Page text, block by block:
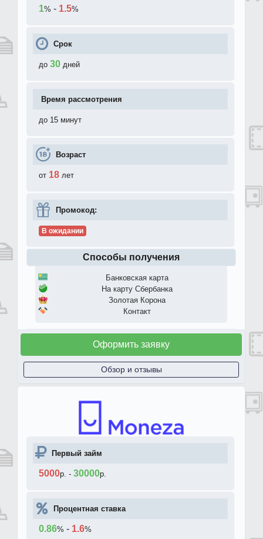
1% - 1.5%
Срок
до 30 дней
Время рассмотрения
до 15 минут
Возраст
от 18 лет
Промокод:
В ожидании
Способы получения
Банковская карта
На карту Сбербанка
Золотая Корона
Контакт
Оформить заявку
Обзор и отзывы
Первый займ
5000р. - 30000р.
Процентная ставка
0.86% - 1.6%